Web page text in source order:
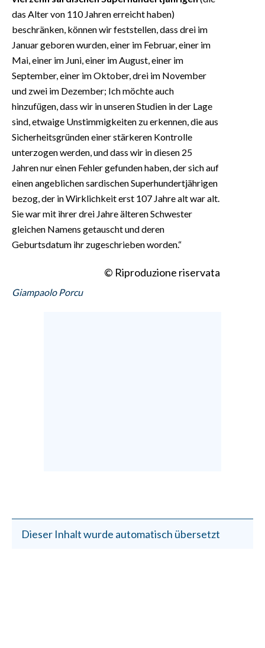
das Alter von 110 Jahren erreicht haben)
beschränken, können wir feststellen, dass drei im
Januar geboren wurden, einer im Februar, einer im
Mai, einer im Juni, einer im August, einer im
September, einer im Oktober, drei im November
und zwei im Dezember; Ich möchte auch
hinzufügen, dass wir in unseren Studien in der Lage
sind, etwaige Unstimmigkeiten zu erkennen, die aus
Sicherheitsgründen einer stärkeren Kontrolle
unterzogen werden, und dass wir in diesen 25
Jahren nur einen Fehler gefunden haben, der sich auf
einen angeblichen sardischen Superhundertjährigen
bezog, der in Wirklichkeit erst 107 Jahre alt war alt.
Sie war mit ihrer drei Jahre älteren Schwester
gleichen Namens getauscht und deren
Geburtsdatum ihr zugeschrieben worden.“
© Riproduzione riservata
Giampaolo Porcu
Dieser Inhalt wurde automatisch übersetzt